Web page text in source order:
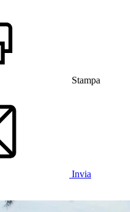
Stampa
Invia